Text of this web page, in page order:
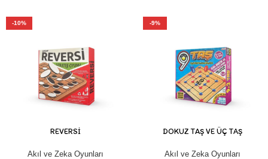
-10%
REVERSİ
Akıl ve Zeka Oyunları
-9%
DOKUZ TAŞ VE ÜÇ TAŞ
Akıl ve Zeka Oyunları